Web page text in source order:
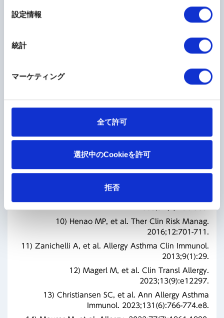
設定情報
統計
マーケティング
全て許可
選択中のCookieを許可
拒否
を脅かす発作のリスクを減らすことにもつながります
10,15,16）
族や親せきにも同じ症状の方がいないか、確認してみ
10) Henao MP, et al. Ther Clin Risk Manag.
2016;12:701-711.
11) Zanichelli A, et al. Allergy Asthma Clin Immunol.
2013;9(1):29.
12) Magerl M, et al. Clin Transl Allergy.
2023;13(9):e12297.
13) Christiansen SC, et al. Ann Allergy Asthma
Immunol. 2023;131(6):766-774.e8.